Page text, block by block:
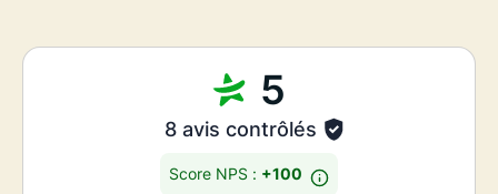
5
8 avis contrôlés
Score NPS : +100